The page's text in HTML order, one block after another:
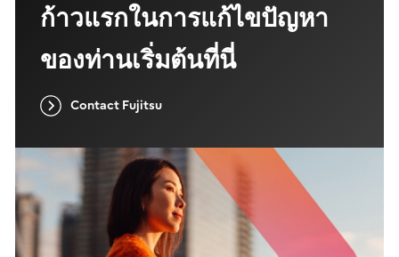
ก้าวแรกในการแก้ไขปัญหา
ของท่านเริ่มต้นที่นี่
Contact Fujitsu